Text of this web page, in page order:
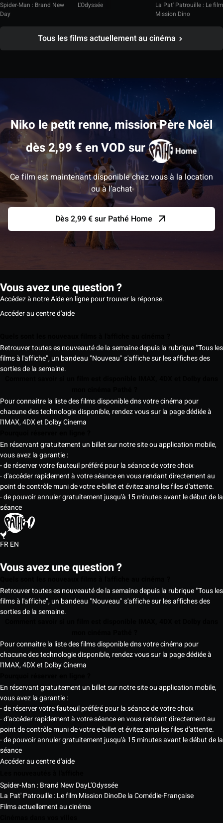
Spider-Man : Brand New
Day
L'Odyssée
La Pat' Patrouille : Le film
Mission Dino
Tous les films actuellement au cinéma
Niko le petit renne, mission Père Noël
dès 2,99 € en VOD sur
Ce film est maintenant disponible chez vous à la location
ou à l’achat
Dès 2,99 € sur Pathé Home
Vous avez une question ?
Accédez à notre Aide en ligne pour trouver la réponse.
Accéder au centre d'aide
Retrouver toutes es nouveauté de la semaine depuis la rubrique "Tous les
films à l'affiche", un bandeau "Nouveau" s'affiche sur les affiches des
sorties de la semaine.
Pour connaitre la liste des films disponible dns votre cinéma pour
chacune des technologie disponible, rendez vous sur la page dédiée à
l'IMAX, 4DX et Dolby Cinema
En réservant gratuitement un billet sur notre site ou application mobile,
vous avez la garantie :
- de réserver votre fauteuil préféré pour la séance de votre choix
- d'accéder rapidement à votre séance en vous rendant directement au
point de contrôle muni de votre e-billet et évitez ainsi les files d'attente.
- de pouvoir annuler gratuitement jusqu'à 15 minutes avant le début de la
séance
FREN
Vous avez une question ?
Retrouver toutes es nouveauté de la semaine depuis la rubrique "Tous les
films à l'affiche", un bandeau "Nouveau" s'affiche sur les affiches des
sorties de la semaine.
Pour connaitre la liste des films disponible dns votre cinéma pour
chacune des technologie disponible, rendez vous sur la page dédiée à
l'IMAX, 4DX et Dolby Cinema
En réservant gratuitement un billet sur notre site ou application mobile,
vous avez la garantie :
- de réserver votre fauteuil préféré pour la séance de votre choix
- d'accéder rapidement à votre séance en vous rendant directement au
point de contrôle muni de votre e-billet et évitez ainsi les files d'attente.
- de pouvoir annuler gratuitement jusqu'à 15 minutes avant le début de la
séance
Accéder au centre d'aide
Spider-Man : Brand New DayL'Odyssée
La Pat' Patrouille : Le film Mission DinoDe la Comédie-Française
Films actuellement au cinéma